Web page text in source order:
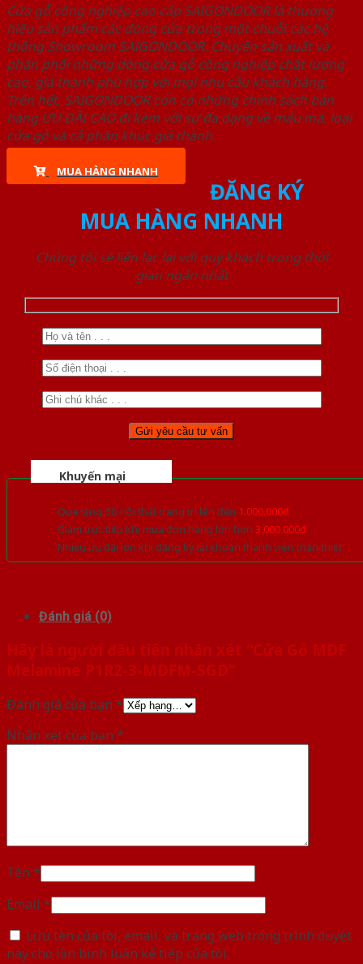
Cửa gỗ công nghiệp cao cấp SAIGONDOOR là thương
hiệu sản phẩm các dòng cửa trong một chuỗi các hệ
thống Showroom SAIGONDOOR. Chuyên sản xuất và
phân phối những dòng cửa gỗ công nghiệp chất lượng
cao, giá thành phù hợp với mọi nhu cầu khách hàng.
Trên hết, SAIGONDOOR còn có những chính sách bán
hàng ƯU ĐÃI CAO đi kèm với sự đa dạng về mẫu mã, loại
cửa gỗ và cả phân khúc giá thành.
MUA HÀNG NHANH
ĐĂNG KÝ
MUA HÀNG NHANH
Chúng tôi sẽ liên lạc lại với quý khách trong thời
gian ngắn nhất
Khuyến mại
Quà tặng đồ nội thất trang trí lên đến 1.000.000đ
Giảm trực tiếp khi mua đơn hàng lớn hơn 3.000.000đ
Nhiều ưu đãi lớn khi đăng ký tài khoản thành viên thân thiết
Đánh giá (0)
Hãy là người đầu tiên nhận xét “Cửa Gỗ MDF
Melamine P1R2-3-MDFM-SGD”
Đánh giá của bạn *
Nhận xét của bạn *
Tên *
Email *
Lưu tên của tôi, email, và trang web trong trình duyệt
này cho lần bình luận kế tiếp của tôi.